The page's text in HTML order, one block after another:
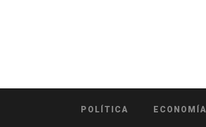
POLÍTICA ECONOMÍA